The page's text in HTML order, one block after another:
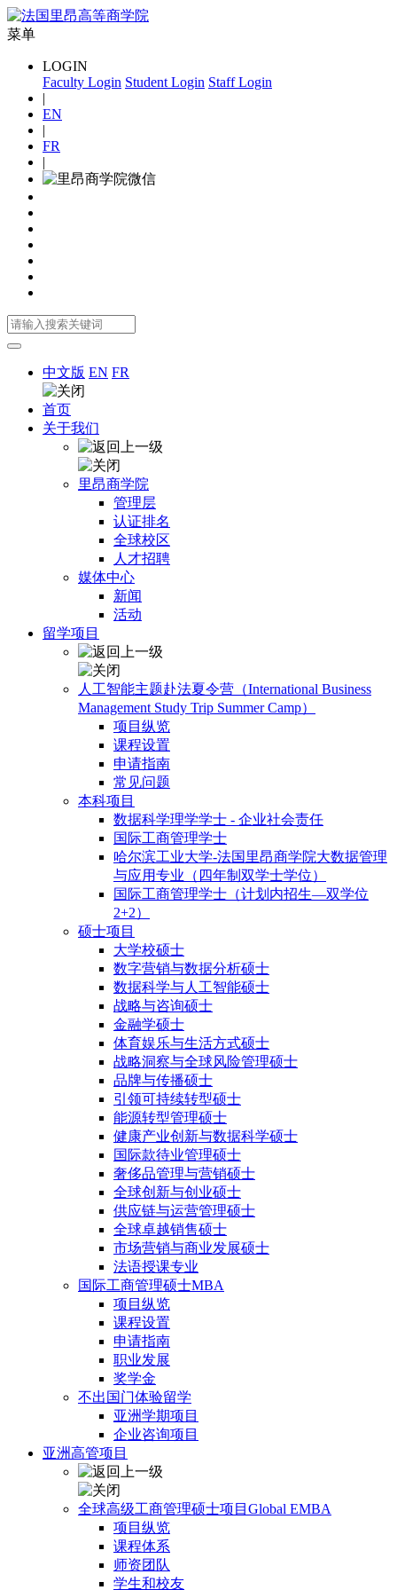
菜单
LOGIN
Faculty Login Student Login Staff Login
|
EN
|
FR
|
中文版 EN FR
首页
关于我们
里昂商学院
管理层
认证排名
全球校区
人才招聘
媒体中心
新闻
活动
留学项目
人工智能主题赴法夏令营（International Business
Management Study Trip Summer Camp）
项目纵览
课程设置
申请指南
常见问题
本科项目
数据科学理学学士 - 企业社会责任
国际工商管理学士
哈尔滨工业大学-法国里昂商学院大数据管理
与应用专业（四年制双学士学位）
国际工商管理学士（计划内招生—双学位
2+2）
硕士项目
大学校硕士
数字营销与数据分析硕士
数据科学与人工智能硕士
战略与咨询硕士
金融学硕士
体育娱乐与生活方式硕士
战略洞察与全球风险管理硕士
品牌与传播硕士
引领可持续转型硕士
能源转型管理硕士
健康产业创新与数据科学硕士
国际款待业管理硕士
奢侈品管理与营销硕士
全球创新与创业硕士
供应链与运营管理硕士
全球卓越销售硕士
市场营销与商业发展硕士
法语授课专业
国际工商管理硕士MBA
项目纵览
课程设置
申请指南
职业发展
奖学金
不出国门体验留学
亚洲学期项目
企业咨询项目
亚洲高管项目
全球高级工商管理硕士项目Global EMBA
项目纵览
课程体系
师资团队
学生和校友